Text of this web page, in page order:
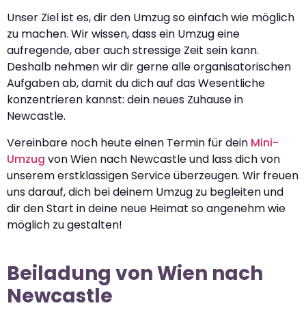
Unser Ziel ist es, dir den Umzug so einfach wie möglich
zu machen. Wir wissen, dass ein Umzug eine
aufregende, aber auch stressige Zeit sein kann.
Deshalb nehmen wir dir gerne alle organisatorischen
Aufgaben ab, damit du dich auf das Wesentliche
konzentrieren kannst: dein neues Zuhause in
Newcastle.
Vereinbare noch heute einen Termin für dein Mini-
Umzug von Wien nach Newcastle und lass dich von
unserem erstklassigen Service überzeugen. Wir freuen
uns darauf, dich bei deinem Umzug zu begleiten und
dir den Start in deine neue Heimat so angenehm wie
möglich zu gestalten!
Beiladung von Wien nach
Newcastle